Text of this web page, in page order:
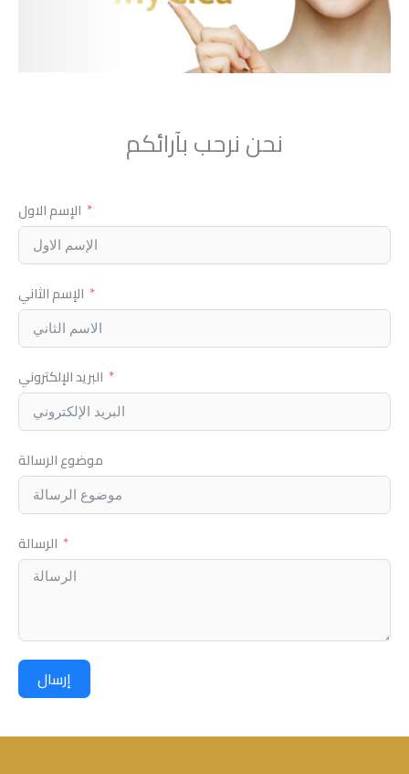
نحن نرحب بآرائكم
الإسم الاول
الإسم الثاني
البريد الإلكتروني
موضوع الرسالة
الرسالة
إرسال